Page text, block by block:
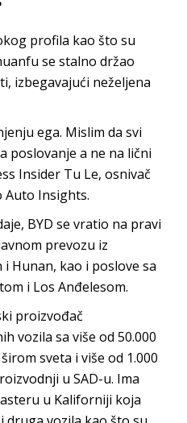
profila kao što su
se stalno držao
izbegavajući neželjena
ega. Mislim da svi
poslovanje a ne na lični
Insider Tu Le, osnivač
Auto Insights.
BYD se vratio na pravi
prevozu iz
Hunan, kao i poslove sa
i Los Anđelesom.
proizvođač
vozila sa više od 50.000
sveta i više od 1.000
u SAD-u. Ima
u Kaliforniji koja